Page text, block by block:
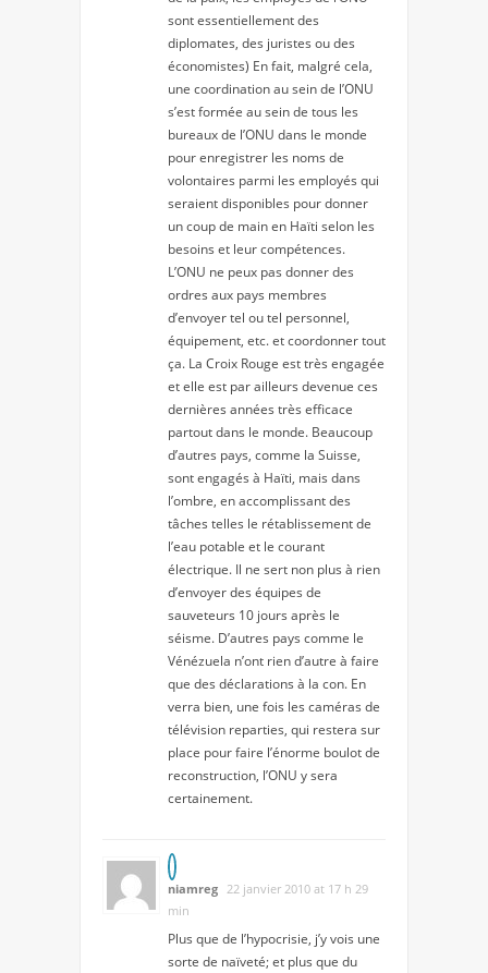
sont essentiellement des
diplomates, des juristes ou des
économistes) En fait, malgré cela,
une coordination au sein de l’ONU
s’est formée au sein de tous les
bureaux de l’ONU dans le monde
pour enregistrer les noms de
volontaires parmi les employés qui
seraient disponibles pour donner
un coup de main en Haïti selon les
besoins et leur compétences.
L’ONU ne peux pas donner des
ordres aux pays membres
d’envoyer tel ou tel personnel,
équipement, etc. et coordonner tout
ça. La Croix Rouge est très engagée
et elle est par ailleurs devenue ces
dernières années très efficace
partout dans le monde. Beaucoup
d’autres pays, comme la Suisse,
sont engagés à Haïti, mais dans
l’ombre, en accomplissant des
tâches telles le rétablissement de
l’eau potable et le courant
électrique. Il ne sert non plus à rien
d’envoyer des équipes de
sauveteurs 10 jours après le
séisme. D’autres pays comme le
Vénézuela n’ont rien d’autre à faire
que des déclarations à la con. En
verra bien, une fois les caméras de
télévision reparties, qui restera sur
place pour faire l’énorme boulot de
reconstruction, l’ONU y sera
certainement.
niamreg 22 janvier 2010 at 17 h 29
min
Plus que de l’hypocrisie, j’y vois une
sorte de naïveté; et plus que du